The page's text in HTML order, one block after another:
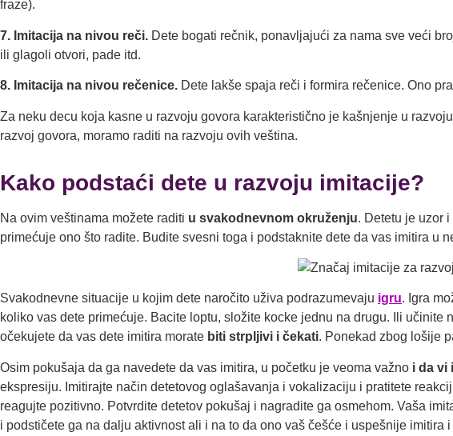
fraze).
7. Imitacija na nivou reči. Dete bogati rečnik, ponavljajući za nama sve veći
ili glagoli otvori, pade itd.
8. Imitacija na nivou rečenice. Dete lakše spaja reči i formira rečenice. Ono
Za neku decu koja kasne u razvoju govora karakteristično je kašnjenje u
razvoj govora, moramo raditi na razvoju ovih veština.
Kako podstaći dete u razvoju imitacije?
Na ovim veštinama možete raditi u svakodnevnom okruženju. Detetu je uzor
primećuje ono što radite. Budite svesni toga i podstaknite dete da vas imitira
Svakodnevne situacije u kojim dete naročito uživa podrazumevaju igru. Igra
koliko vas dete primećuje. Bacite loptu, složite kocke jednu na drugu. Ili
očekujete da vas dete imitira morate biti strpljivi i čekati. Ponekad zbog lošije
Osim pokušaja da ga navedete da vas imitira, u početku je veoma važno i da vi
ekspresiju. Imitirajte način detetovog oglašavanja i vokalizaciju i pratitete
reagujte pozitivno. Potvrdite detetov pokušaj i nagradite ga osmehom. Vaša
i podstičete ga na dalju aktivnost ali i na to da ono vaš češće i uspešnije imitira i